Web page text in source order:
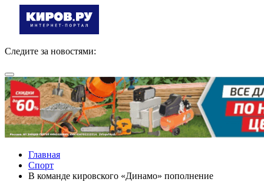
Следите за новостями:
Главная
Спорт
В команде кировского «Динамо» пополнение